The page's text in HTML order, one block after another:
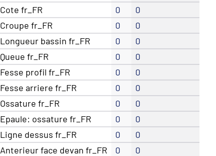
Cote fr_FR
0
0
Croupe fr_FR
0
0
Longueur bassin fr_FR
0
0
Queue fr_FR
0
0
Fesse profil fr_FR
0
0
Fesse arriere fr_FR
0
0
Ossature fr_FR
0
0
Epaule: ossature fr_FR
0
0
Ligne dessus fr_FR
0
0
Anterieur face devan fr_FR
0
0